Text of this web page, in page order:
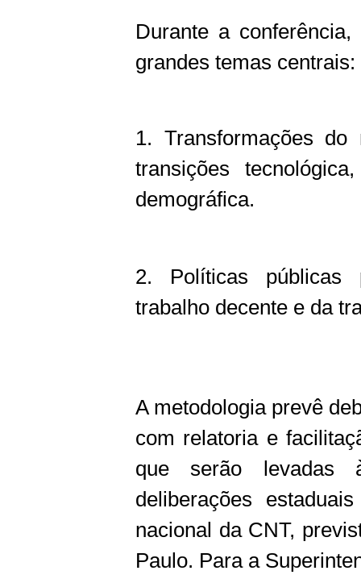
Durante a
grandes temas centrais:
1. Transformações
transições
demográfica.
2. Políticas públicas
trabalho decente e da
A metodologia prevê
com relatoria e
que serão levadas
deliberações
nacional da CNT,
Paulo. Para a